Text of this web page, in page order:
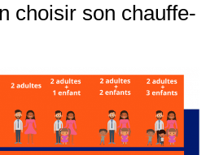
choisir son chauffe-